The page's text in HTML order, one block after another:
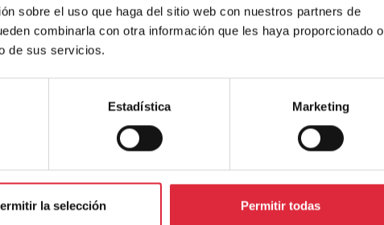
sobre el uso que haga del sitio web con nuestros partners de
combinarla con otra información que les haya proporcionado o
de sus servicios.
Estadística Marketing
la selección Permitir todas
al que no está acostumbrado a